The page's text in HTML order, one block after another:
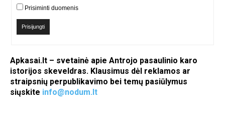
Prisiminti duomenis
Prisijungti
Apkasai.lt – svetainė apie Antrojo pasaulinio karo
istorijos skeveldras. Klausimus dėl reklamos ar
straipsnių perpublikavimo bei temų pasiūlymus
siųskite info@nodum.lt